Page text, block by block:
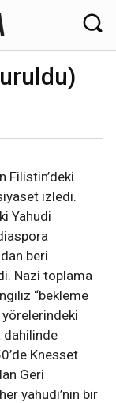
Filistin’deki
izledi.
Yahudi
beri
Nazi toplama
“bekleme
yörelerindeki
dahilinde
Knesset
Geri
yahudi’nin bir